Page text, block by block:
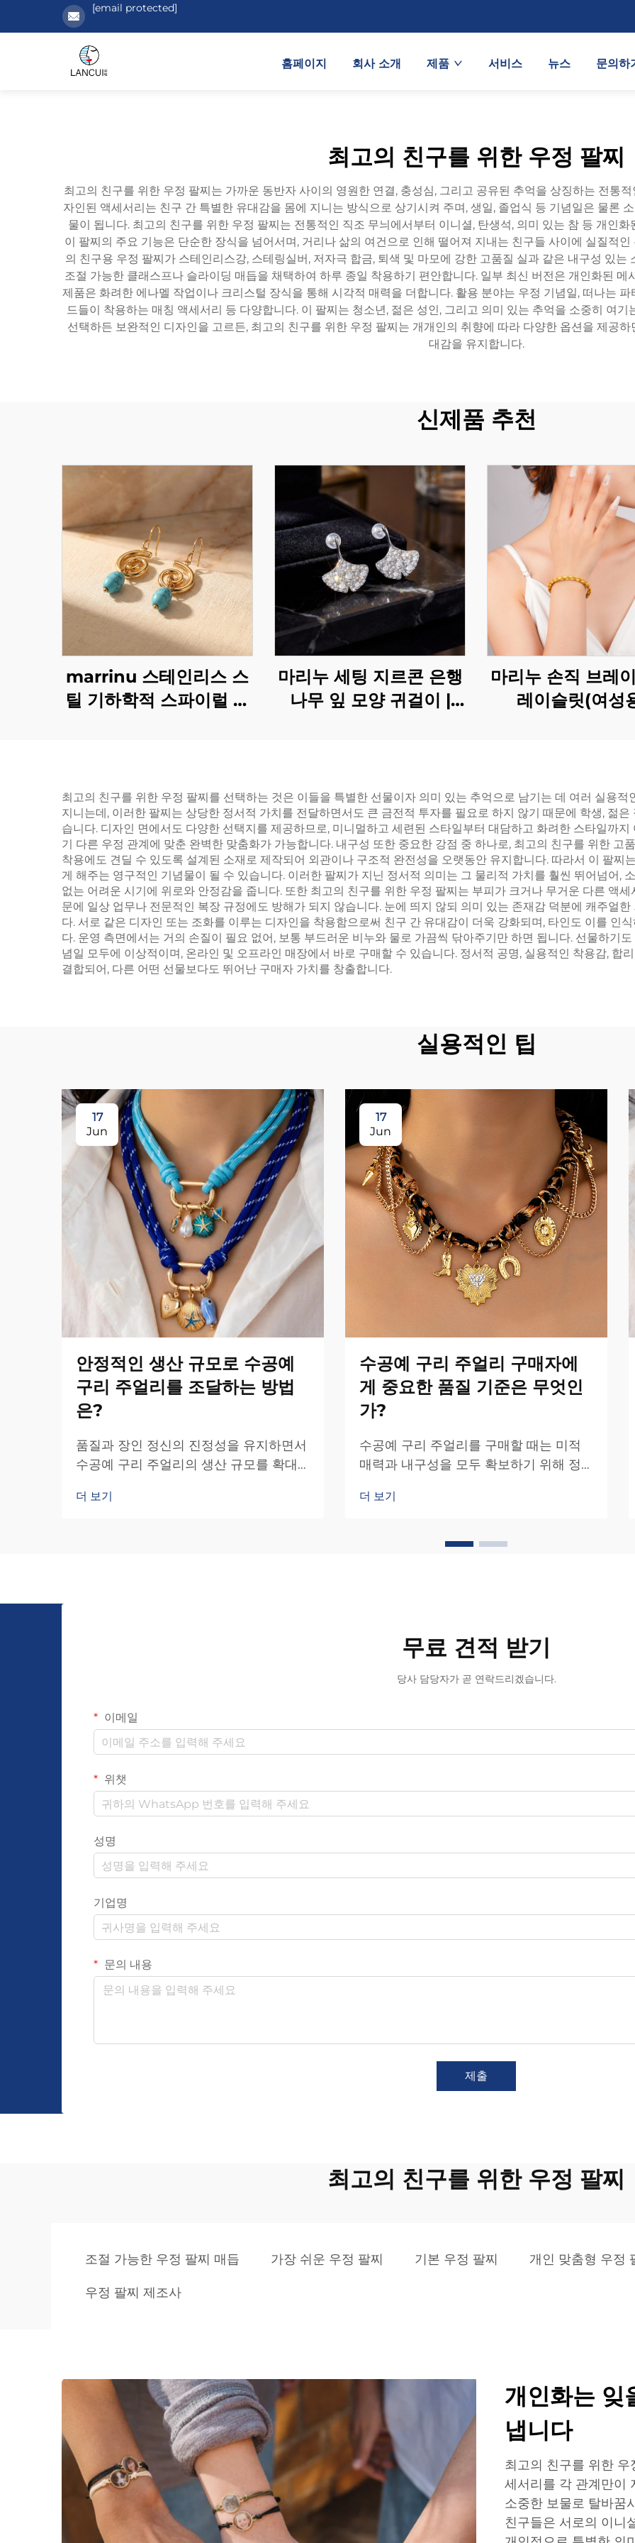
[email protected]
홈페이지 회사 소개 제품 서비스 뉴스 문의하
최고의 친구를 위한 우정 팔찌
최고의 친구를 위한 우정 팔찌는 가까운 동반자 사이의 영원한 연결, 충성심, 그리고 공유된 추억을 상징하는 전통
자인된 액세서리는 친구 간 특별한 유대감을 몸에 지니는 방식으로 상기시켜 주며, 생일, 졸업식 등 기념일은 물론
물이 됩니다. 최고의 친구를 위한 우정 팔찌는 전통적인 직조 무늬에서부터 이니셜, 탄생석, 의미 있는 참 등 개인
이 팔찌의 주요 기능은 단순한 장식을 넘어서며, 거리나 삶의 여건으로 인해 떨어져 지내는 친구들 사이에 실질적
의 친구용 우정 팔찌가 스테인리스강, 스테링실버, 저자극 합금, 퇴색 및 마모에 강한 고품질 실과 같은 내구성 있
조절 가능한 클래스프나 슬라이딩 매듭을 채택하여 하루 종일 착용하기 편안합니다. 일부 최신 버전은 개인화된
제품은 화려한 에나멜 작업이나 크리스털 장식을 통해 시각적 매력을 더합니다. 활용 분야는 우정 기념일, 떠나는
드들이 착용하는 매칭 액세서리 등 다양합니다. 이 팔찌는 청소년, 젊은 성인, 그리고 의미 있는 추억을 소중히 여
선택하든 보완적인 디자인을 고르든, 최고의 친구를 위한 우정 팔찌는 개개인의 취향에 따라 다양한 옵션을 제공
대감을 유지합니다.
신제품 추천
marrinu 스테인리스 스
틸 기하학적 스파이럴 터
마리누 세팅 지르콘 은행
나무 잎 모양 귀걸이 |
마리누 손직 브레
레이슬릿(여성
최고의 친구를 위한 우정 팔찌를 선택하는 것은 이들을 특별한 선물이자 의미 있는 추억으로 남기는 데 여러 실용
지니는데, 이러한 팔찌는 상당한 정서적 가치를 전달하면서도 큰 금전적 투자를 필요로 하지 않기 때문에 학생, 젊
습니다. 디자인 면에서도 다양한 선택지를 제공하므로, 미니멀하고 세련된 스타일부터 대담하고 화려한 스타일까
기 다른 우정 관계에 맞춘 완벽한 맞춤화가 가능합니다. 내구성 또한 중요한 강점 중 하나로, 최고의 친구를 위한 고
착용에도 견딜 수 있도록 설계된 소재로 제작되어 외관이나 구조적 완전성을 오랫동안 유지합니다. 따라서 이 팔찌
게 해주는 영구적인 기념물이 될 수 있습니다. 이러한 팔찌가 지닌 정서적 의미는 그 물리적 가치를 훨씬 뛰어넘어,
없는 어려운 시기에 위로와 안정감을 줍니다. 또한 최고의 친구를 위한 우정 팔찌는 부피가 크거나 무거운 다른 액
문에 일상 업무나 전문적인 복장 규정에도 방해가 되지 않습니다. 눈에 띄지 않되 의미 있는 존재감 덕분에 캐주얼
다. 서로 같은 디자인 또는 조화를 이루는 디자인을 착용함으로써 친구 간 유대감이 더욱 강화되며, 타인도 이를 인
다. 운영 측면에서는 거의 손질이 필요 없어, 보통 부드러운 비누와 물로 가끔씩 닦아주기만 하면 됩니다. 선물하기
념일 모두에 이상적이며, 온라인 및 오프라인 매장에서 바로 구매할 수 있습니다. 정서적 공명, 실용적인 착용감, 합
결합되어, 다른 어떤 선물보다도 뛰어난 구매자 가치를 창출합니다.
실용적인 팁
17
Jun
안정적인 생산 규모로 수공예
구리 주얼리를 조달하는 방법
은?
품질과 장인 정신의 진정성을 유지하면서
수공예 구리 주얼리의 생산 규모를 확대
유한 도전 과제입니다. 대량 생산 주얼리
더 보기
17
Jun
수공예 구리 주얼리 구매자에
게 중요한 품질 기준은 무엇인
가?
수공예 구리 주얼리를 구매할 때는 미적
매력과 내구성을 모두 확보하기 위해 정
준을 이해하는 것이 매우 중요합니다. 대
리는 특정 평가 기준이 필요합니다…
더 보기
무료 견적 받기
당사 담당자가 곧 연락드리겠습니다.
이메일
위챗
성명
기업명
문의 내용
제출
최고의 친구를 위한 우정 팔찌
조절 가능한 우정 팔찌 매듭 가장 쉬운 우정 팔찌 기본 우정 팔찌 개인 맞춤형 우정
우정 팔찌 제조사
개인화는 잊
냅니다
최고의 친구를 위한
세서리를 각 관계만이
소중한 보물로 탈바꿈
친구들은 서로의 이니